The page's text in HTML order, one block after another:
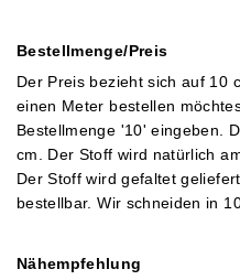
Bestellmenge/Preis
Der Preis bezieht sich auf 10
einen Meter bestellen
Bestellmenge '10' eingeben.
cm. Der Stoff wird natürlich
Der Stoff wird gefaltet
bestellbar. Wir schneiden in
Nähempfehlung